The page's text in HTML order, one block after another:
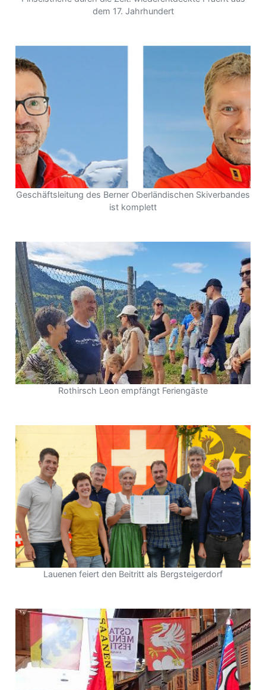
dem 17. Jahrhundert
Geschäftsleitung des Berner Oberländischen Skiverbandes
ist komplett
Rothirsch Leon empfängt Feriengäste
Lauenen feiert den Beitritt als Bergsteigerdorf